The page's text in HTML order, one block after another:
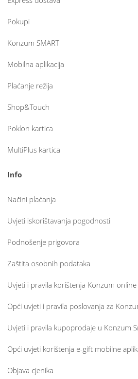
Pokupi
Konzum SMART
Mobilna aplikacija
Plaćanje režija
Shop&Touch
Poklon kartica
MultiPlus kartica
Info
Načini plaćanja
Uvjeti iskorištavanja pogodnosti
Podnošenje prigovora
Zaštita osobnih podataka
Uvjeti i pravila korištenja Konzum
Opći uvjeti i pravila poslovanja za
Uvjeti i pravila kupoprodaje u Konzum
Opći uvjeti korištenja e-gift mobilne
Objava cjenika